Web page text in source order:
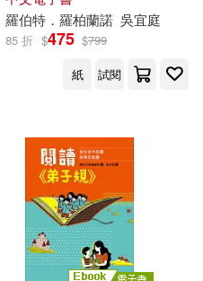
羅伯特．羅柏蘭諾 吳宜庭
85 折 $475 $799
紙
試閱